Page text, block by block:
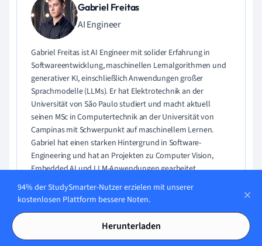
Gabriel Freitas
AI Engineer
Gabriel Freitas ist AI Engineer mit solider Erfahrung in
Softwareentwicklung, maschinellen Lernalgorithmen und
generativer KI, einschließlich Anwendungen großer
Sprachmodelle (LLMs). Er hat Elektrotechnik an der
Universität von São Paulo studiert und macht aktuell
seinen MSc in Computertechnik an der Universität von
Campinas mit Schwerpunkt auf maschinellem Lernen.
Gabriel hat einen starken Hintergrund in Software-
Engineering und hat an Projekten zu Computer Vision,
Embedded AI und LLM-Anwendungen gearbeitet.
Lerne Gabriel kennen
94% der StudySmarter-Nutzer erzielen mit unserer
kostenlosen Plattform bessere Noten.
Herunterladen